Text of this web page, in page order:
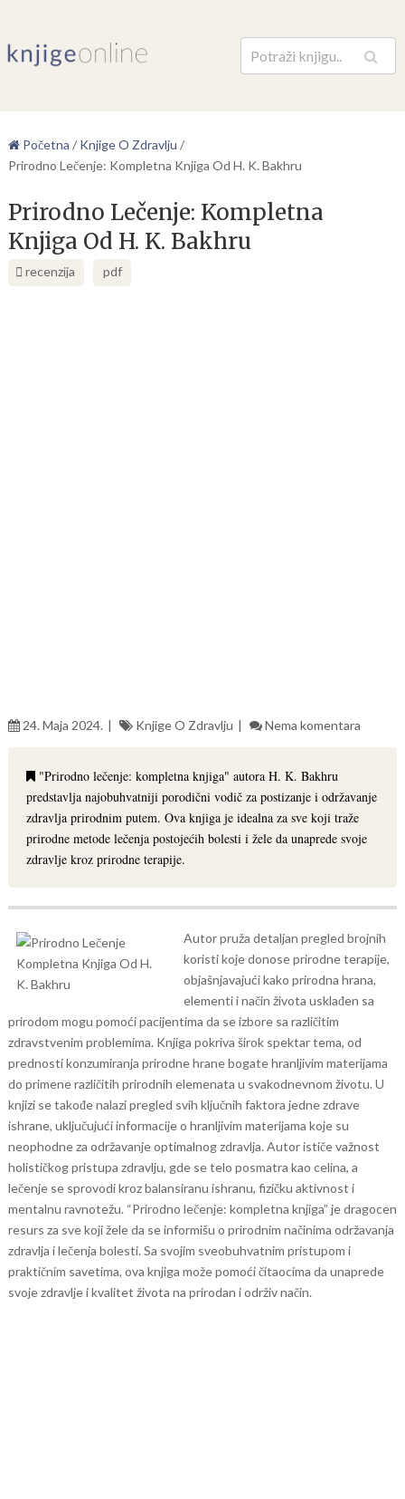
Pretraga
Početna / Knjige O Zdravlju /
Prirodno Lečenje: Kompletna Knjiga Od H. K. Bakhru
Prirodno Lečenje: Kompletna
Knjiga Od H. K. Bakhru
recenzija pdf
24. Maja 2024. Knjige O Zdravlju Nema komentara
"Prirodno lečenje: kompletna knjiga" autora H. K. Bakhru
predstavlja najobuhvatniji porodični vodič za postizanje i održavanje
zdravlja prirodnim putem. Ova knjiga je idealna za sve koji traže
prirodne metode lečenja postojećih bolesti i žele da unaprede svoje
zdravlje kroz prirodne terapije.
Autor pruža detaljan pregled brojnih
koristi koje donose prirodne terapije,
objašnjavajući kako prirodna hrana,
elementi i način života usklađen sa
prirodom mogu pomoći pacijentima da se izbore sa različitim
zdravstvenim problemima. Knjiga pokriva širok spektar tema, od
prednosti konzumiranja prirodne hrane bogate hranljivim materijama
do primene različitih prirodnih elemenata u svakodnevnom životu. U
knjizi se takođe nalazi pregled svih ključnih faktora jedne zdrave
ishrane, uključujući informacije o hranljivim materijama koje su
neophodne za održavanje optimalnog zdravlja. Autor ističe važnost
holističkog pristupa zdravlju, gde se telo posmatra kao celina, a
lečenje se sprovodi kroz balansiranu ishranu, fizičku aktivnost i
mentalnu ravnotežu. “Prirodno lečenje: kompletna knjiga” je dragocen
resurs za sve koji žele da se informišu o prirodnim načinima održavanja
zdravlja i lečenja bolesti. Sa svojim sveobuhvatnim pristupom i
praktičnim savetima, ova knjiga može pomoći čitaocima da unaprede
svoje zdravlje i kvalitet života na prirodan i održiv način.